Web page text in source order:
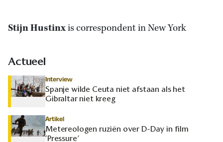
Stijn Hustinxis correspondent in New York
Actueel
Interview
Spanje wilde Ceuta niet afstaan als het
Gibraltar niet kreeg
Artikel
Metereologen ruziën over D-Day in film
‘Pressure’